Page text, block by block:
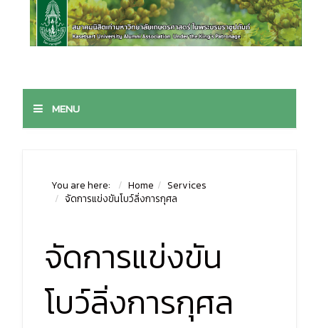
MENU
You are here: Home
Services
จัดการแข่งขันโบว์ลิ่งการกุศล
จัดการแข่งขัน
โบว์ลิ่งการกุศล